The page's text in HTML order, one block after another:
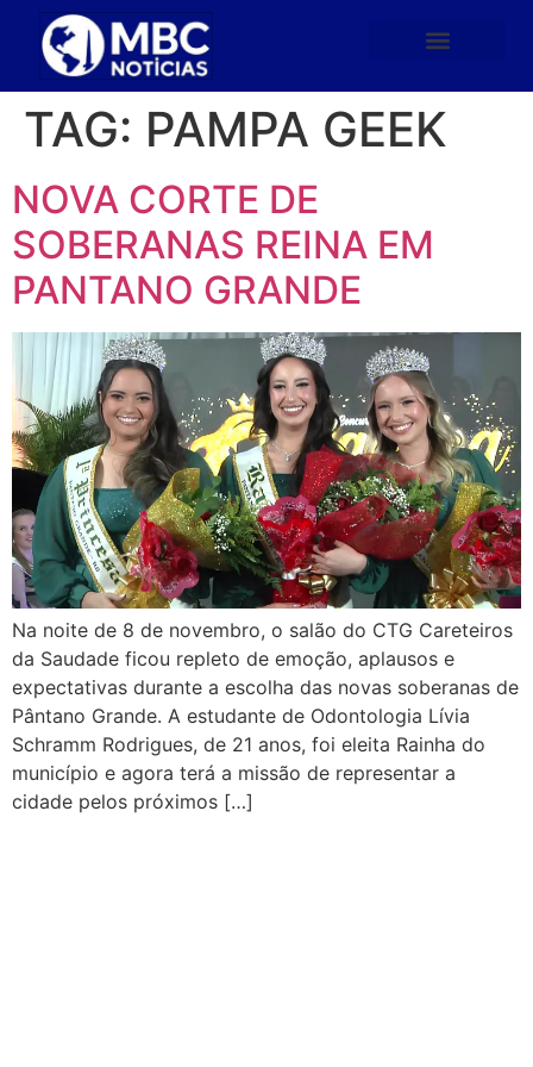
TAG: PAMPA GEEK
NOVA CORTE DE
SOBERANAS REINA EM
PANTANO GRANDE
Na noite de 8 de novembro, o salão do CTG Careteiros
da Saudade ficou repleto de emoção, aplausos e
expectativas durante a escolha das novas soberanas de
Pântano Grande. A estudante de Odontologia Lívia
Schramm Rodrigues, de 21 anos, foi eleita Rainha do
município e agora terá a missão de representar a
cidade pelos próximos […]